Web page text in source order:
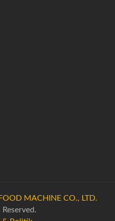
MACHINE CO., LTD.